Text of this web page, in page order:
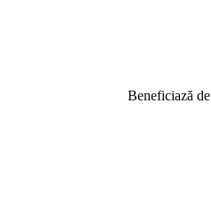
Beneficiază de